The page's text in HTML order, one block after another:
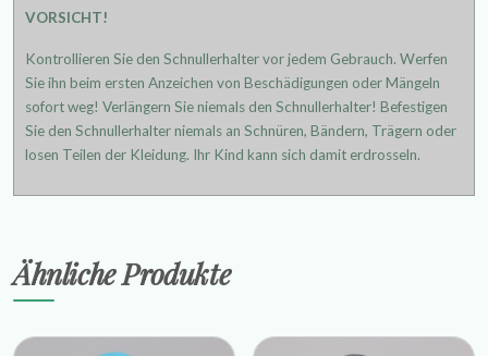
VORSICHT!
Kontrollieren Sie den Schnullerhalter vor jedem Gebrauch. Werfen
Sie ihn beim ersten Anzeichen von Beschädigungen oder Mängeln
sofort weg! Verlängern Sie niemals den Schnullerhalter! Befestigen
Sie den Schnullerhalter niemals an Schnüren, Bändern, Trägern oder
losen Teilen der Kleidung. Ihr Kind kann sich damit erdrosseln.
Ähnliche Produkte